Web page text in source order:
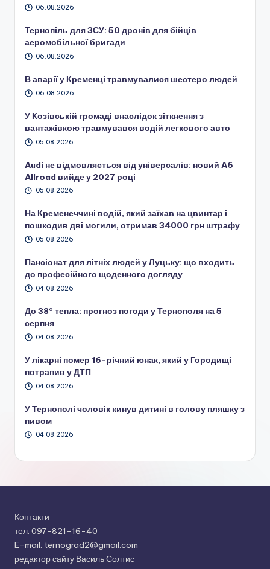
06.08.2026
Тернопіль для ЗСУ: 50 дронів для бійців
аеромобільної бригади
06.08.2026
В аварії у Кременці травмувалися шестеро людей
06.08.2026
У Козівській громаді внаслідок зіткнення з
вантажівкою травмувався водій легкового авто
05.08.2026
Audi не відмовляється від універсалів: новий A6
Allroad вийде у 2027 році
05.08.2026
На Кременеччині водій, який заїхав на цвинтар і
пошкодив дві могили, отримав 34000 грн штрафу
05.08.2026
Пансіонат для літніх людей у Луцьку: що входить
до професійного щоденного догляду
04.08.2026
До 38° тепла: прогноз погоди у Тернополя на 5
серпня
04.08.2026
У лікарні помер 16-річний юнак, який у Городищі
потрапив у ДТП
04.08.2026
У Тернополі чоловік кинув дитині в голову пляшку з
пивом
04.08.2026
Контакти
тел. 097-821-16-40
E-mail: ternograd2@gmail.com
редактор сайту Василь Солтис